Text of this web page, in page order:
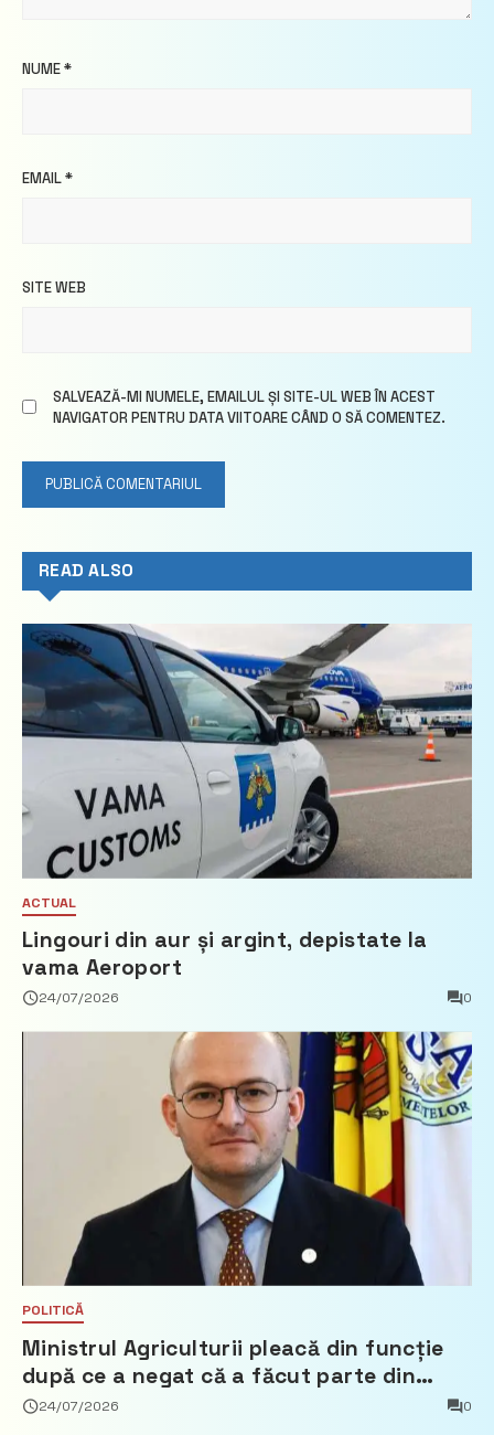
NUME*
EMAIL*
SITE WEB
SALVEAZĂ-MI NUMELE, EMAILUL ȘI SITE-UL WEB ÎN ACEST
NAVIGATOR PENTRU DATA VIITOARE CÂND O SĂ COMENTEZ.
READ ALSO
ACTUAL
Lingouri din aur și argint, depistate la
vama Aeroport
24/07/2026 0
POLITICĂ
Ministrul Agriculturii pleacă din funcție
după ce a negat că a făcut parte din
Partidul Democrat
24/07/2026 0